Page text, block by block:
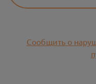
Сообщить о